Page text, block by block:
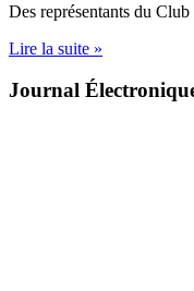
Des représentants du
Lire la suite »
Journal